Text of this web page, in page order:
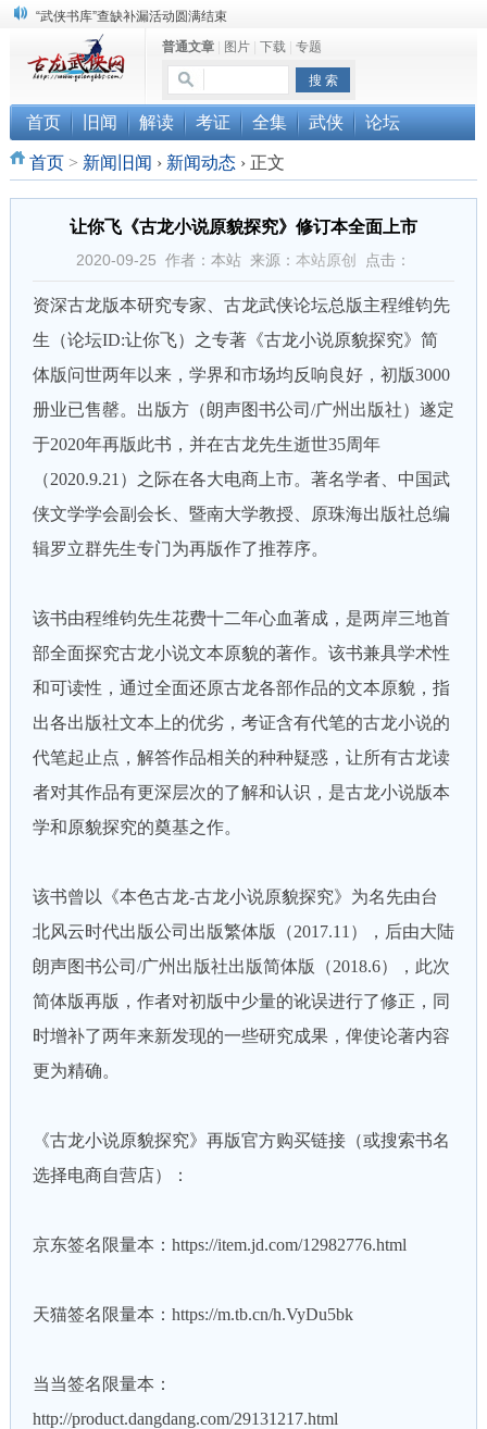
“武侠书库”查缺补漏活动圆满结束
珠海《古龙作品集》PDF扫描版分享
三千藏书奉江湖 ， 诚邀侠友共赏鉴
普通文章| 图片| 下载| 专题
首页 旧闻 解读 考证 全集 武侠 论坛
首页> 新闻旧闻 › 新闻动态 ›正文
让你飞《古龙小说原貌探究》修订本全面上市
2020-09-25 作者：本站 来源： 本站原创 点击：
资深古龙版本研究专家、古龙武侠论坛总版主程维钧先
生（论坛ID:让你飞）之专著《古龙小说原貌探究》简
体版问世两年以来，学界和市场均反响良好，初版3000
册业已售罄。出版方（朗声图书公司/广州出版社）遂定
于2020年再版此书，并在古龙先生逝世35周年
（2020.9.21）之际在各大电商上市。著名学者、中国武
侠文学学会副会长、暨南大学教授、原珠海出版社总编
辑罗立群先生专门为再版作了推荐序。
该书由程维钧先生花费十二年心血著成，是两岸三地首
部全面探究古龙小说文本原貌的著作。该书兼具学术性
和可读性，通过全面还原古龙各部作品的文本原貌，指
出各出版社文本上的优劣，考证含有代笔的古龙小说的
代笔起止点，解答作品相关的种种疑惑，让所有古龙读
者对其作品有更深层次的了解和认识，是古龙小说版本
学和原貌探究的奠基之作。
该书曾以《本色古龙-古龙小说原貌探究》为名先由台
北风云时代出版公司出版繁体版（2017.11），后由大陆
朗声图书公司/广州出版社出版简体版（2018.6），此次
简体版再版，作者对初版中少量的讹误进行了修正，同
时增补了两年来新发现的一些研究成果，俾使论著内容
更为精确。
《古龙小说原貌探究》再版官方购买链接（或搜索书名
选择电商自营店）：
京东签名限量本： https://item.jd.com/12982776.html
天猫签名限量本： https://m.tb.cn/h.VyDu5bk
当当签名限量本：
http://product.dangdang.com/29131217.html